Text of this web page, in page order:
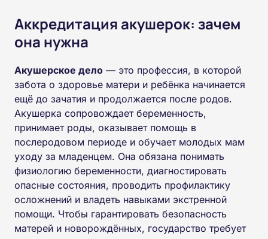
Аккредитация акушерок: зачем
она нужна
Акушерское дело — это профессия, в которой
забота о здоровье матери и ребёнка начинается
ещё до зачатия и продолжается после родов.
Акушерка сопровождает беременность,
принимает роды, оказывает помощь в
послеродовом периоде и обучает молодых мам
уходу за младенцем. Она обязана понимать
физиологию беременности, диагностировать
опасные состояния, проводить профилактику
осложнений и владеть навыками экстренной
помощи. Чтобы гарантировать безопасность
матерей и новорождённых, государство требует